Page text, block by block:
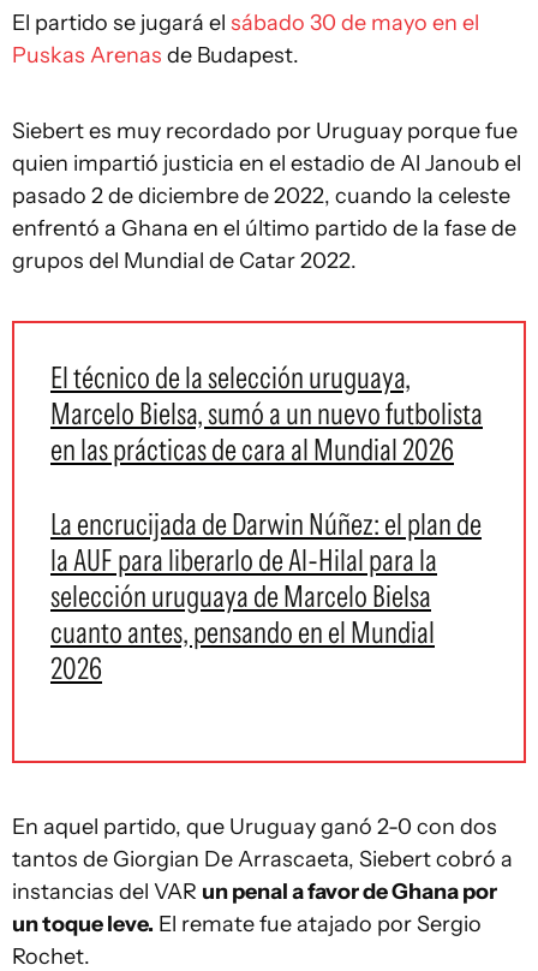
El partido se jugará el sábado 30 de mayo en el
Puskas Arenas de Budapest.
Siebert es muy recordado por Uruguay porque fue
quien impartió justicia en el estadio de Al Janoub el
pasado 2 de diciembre de 2022, cuando la celeste
enfrentó a Ghana en el último partido de la fase de
grupos del Mundial de Catar 2022.
El técnico de la selección uruguaya,
Marcelo Bielsa, sumó a un nuevo futbolista
en las prácticas de cara al Mundial 2026
La encrucijada de Darwin Núñez: el plan de
la AUF para liberarlo de Al-Hilal para la
selección uruguaya de Marcelo Bielsa
cuanto antes, pensando en el Mundial
2026
En aquel partido, que Uruguay ganó 2-0 con dos
tantos de Giorgian De Arrascaeta, Siebert cobró a
instancias del VAR un penal a favor de Ghana por
un toque leve. El remate fue atajado por Sergio
Rochet.